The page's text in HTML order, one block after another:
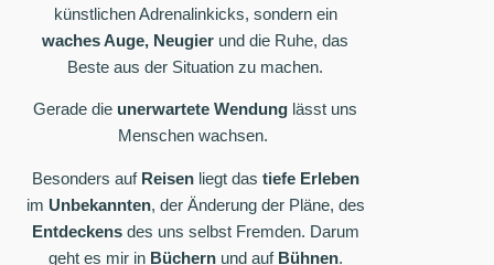
künstlichen Adrenalinkicks, sondern ein
waches Auge, Neugier und die Ruhe, das
Beste aus der Situation zu machen.
Gerade die unerwartete Wendung lässt uns
Menschen wachsen.
Besonders auf Reisenliegt das tiefe Erleben
im Unbekannten, der Änderung der Pläne, des
Entdeckensdes uns selbst Fremden. Darum
geht es mir in Büchern und auf Bühnen.